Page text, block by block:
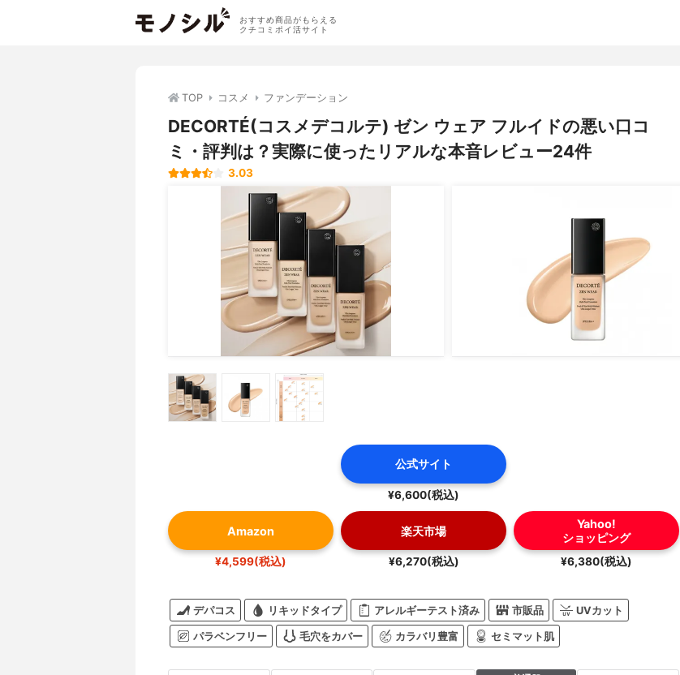
おすすめ商品がもらえる
クチコミポイ活サイト
TOP コスメ ファンデーション
DECORTÉ(コスメデコルテ) ゼン ウェア フルイドの悪い口コ
ミ・評判は？実際に使ったリアルな本音レビュー24件
3.03
公式サイト
¥6,600(税込)
Amazon
¥4,599(税込)
楽天市場
¥6,270(税込)
Yahoo!
ショッピング
¥6,380(税込)
デパコス リキッドタイプ アレルギーテスト済み 市販品 UVカット
パラベンフリー 毛穴をカバー カラバリ豊富 セミマット肌